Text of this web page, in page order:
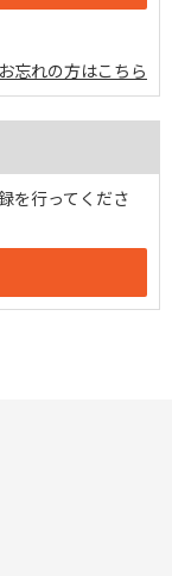
忘れの方はこちら
を行ってくださ